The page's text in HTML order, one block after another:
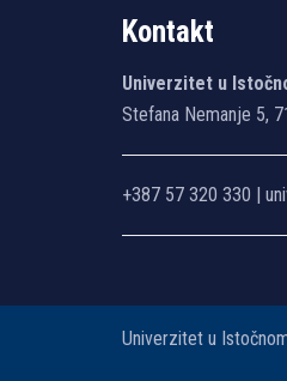
Kontakt
Univerzitet u
Stefana Nemanje 5,
+387 57 320 330 |
Univerzitet u